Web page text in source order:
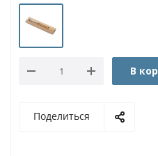
В
Поделиться